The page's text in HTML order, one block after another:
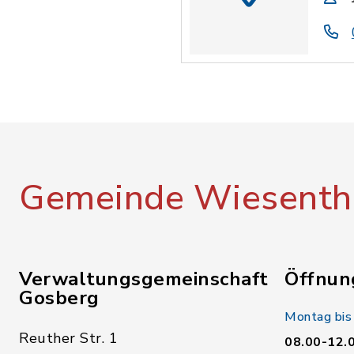
Gemeinde
Verwaltungsgemeinschaft
Gosberg
Reuther Str. 1
Montag
08.00-